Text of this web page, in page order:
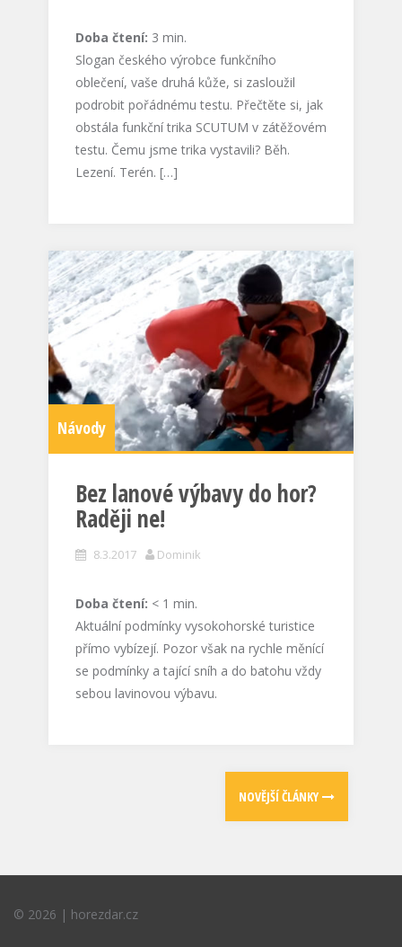
Doba čtení: 3 min.
Slogan českého výrobce funkčního
oblečení, vaše druhá kůže, si zasloužil
podrobit pořádnému testu. Přečtěte si, jak
obstála funkční trika SCUTUM v zátěžovém
testu. Čemu jsme trika vystavili? Běh.
Lezení. Terén. […]
Návody
Bez lanové výbavy do hor?
Raději ne!
8.3.2017 Dominik
Doba čtení: < 1 min.
Aktuální podmínky vysokohorské turistice
přímo vybízejí. Pozor však na rychle měnící
se podmínky a tající sníh a do batohu vždy
sebou lavinovou výbavu.
NOVĚJŠÍ ČLÁNKY
© 2026 | horezdar.cz